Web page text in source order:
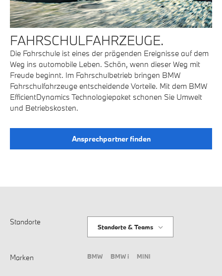
FAHRSCHULFAHRZEUGE.
Die Fahrschule ist eines der prägenden Ereignisse auf dem
Weg ins automobile Leben. Schön, wenn dieser Weg mit
Freude beginnt. Im Fahrschulbetrieb bringen BMW
Fahrschulfahrzeuge entscheidende Vorteile. Mit dem BMW
EfficientDynamics Technologiepaket schonen Sie Umwelt
und Betriebskosten.
Ansprechpartner finden
Standorte
Standorte & Teams
Marken BMW BMW i MINI